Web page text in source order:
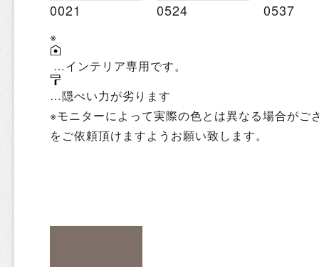
0021 0524 0537
※
…インテリア専用です。
…隠ぺい力が劣ります
※モニターによって実際の色とは異なる場合がご
をご依頼頂けますようお願い致します。